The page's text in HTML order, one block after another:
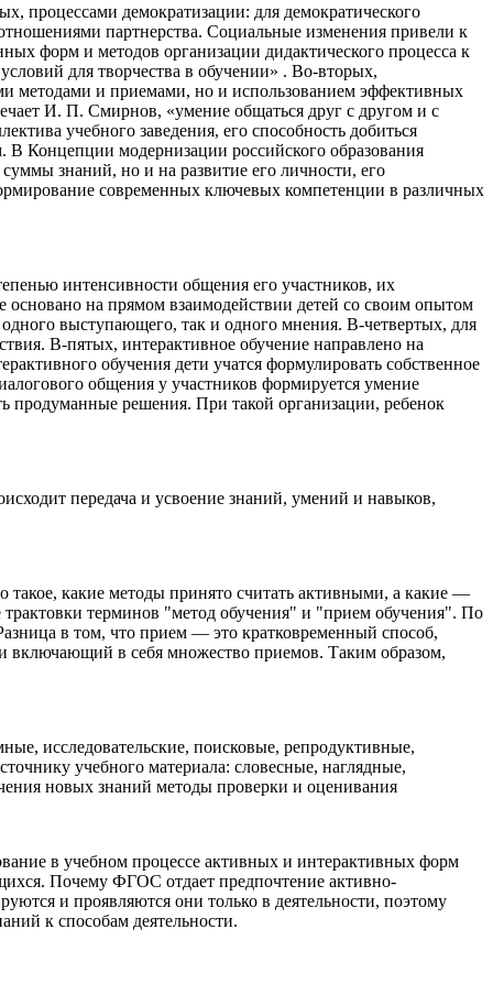
процессами демократизации: для демократического
партнерства. Социальные изменения привели к
форм и методов организации дидактического процесса к
для творчества в обучении» . Во-вторых,
методами и приемами, но и использованием эффективных
И. П. Смирнов, «умение общаться друг с другом и с
учебного заведения, его способность добиться
В Концепции модернизации российского образования
знаний, но и на развитие его личности, его
современных ключевых компетенции в различных
интенсивности общения его участников, их
на прямом взаимодействии детей со своим опытом
выступающего, так и одного мнения. В-четвертых, для
В-пятых, интерактивное обучение направлено на
обучения дети учатся формулировать собственное
общения у участников формируется умение
продуманные решения. При такой организации, ребенок
передача и усвоение знаний, умений и навыков,
какие методы принято считать активными, а какие —
терминов "метод обучения" и "прием обучения". По
в том, что прием — это кратковременный способ,
включающий в себя множество приемов. Таким образом,
исследовательские, поисковые, репродуктивные,
учебного материала: словесные, наглядные,
новых знаний методы проверки и оценивания
в учебном процессе активных и интерактивных форм
Почему ФГОС отдает предпочтение активно-
и проявляются они только в деятельности, поэтому
к способам деятельности.